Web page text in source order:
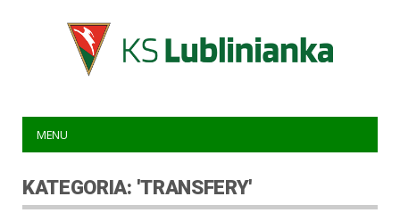
MENU
KATEGORIA: 'TRANSFERY'